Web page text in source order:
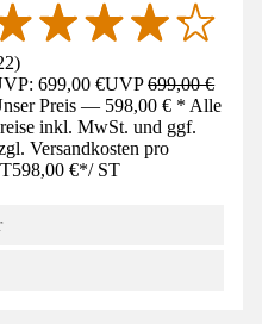
)
699,00 €UVP699,00 €
Preis — 598,00 € * Alle
inkl. MwSt. und ggf.
Versandkosten pro
598,00 €*/ ST